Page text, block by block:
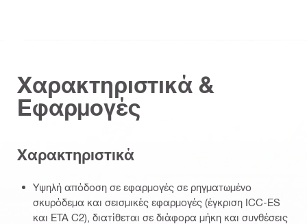
Χαρακτηριστικά &
Εφαρμογές
Χαρακτηριστικά
Υψηλή απόδοση σε εφαρμογές σε ρηγματωμένο
σκυρόδεμα και σεισμικές εφαρμογές (έγκριση ICC-ES
και ETA C2), διατίθεται σε διάφορα μήκη και συνθέσεις